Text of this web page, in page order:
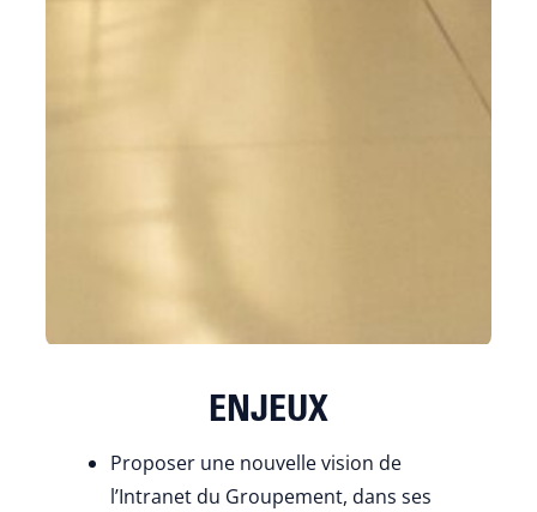
ENJEUX
Proposer une nouvelle vision de
l’Intranet du Groupement, dans ses